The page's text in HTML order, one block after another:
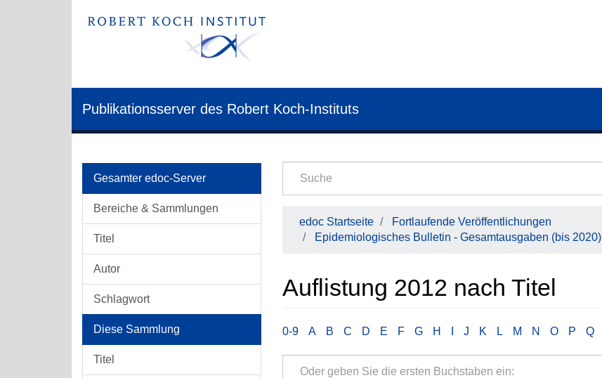
Publikationsserver des Robert Koch-Instituts
Gesamter edoc-Server
Bereiche & Sammlungen
Titel
Autor
Schlagwort
Diese Sammlung
Titel
edoc Startseite
Fortlaufende Veröffentlichungen
Epidemiologisches Bulletin - Gesamtausgaben (bis 2020)
Auflistung 2012 nach Titel
0-9 A B C D E F G H J K L M N O P Q